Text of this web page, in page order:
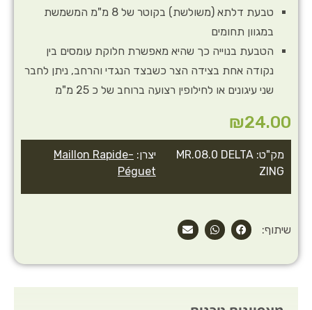
מק"ט: MR.08.0 DELTA
ZING
יצרן: Maillon Rapide-
Péguet
טבעת דלתא (משולשת) בקוטר של 8 מ"מ המשמשת
במגוון תחומים
הטבעת בנוייה כך שהיא מאפשרת חלוקת עומסים בין
נקודה אחת בצידה הצר כשבצד הנגדי והרחב, ניתן לחבר
שני עיגונים או לחילופין רצועה ברוחב של כ 25 מ"מ
₪24.00
שיתוף: